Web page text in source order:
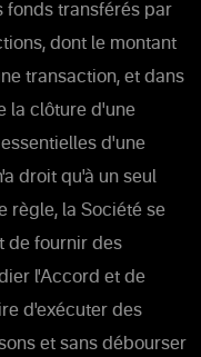
fonds transférés par
dont le montant
transaction, et dans
la clôture d'une
d'une
droit qu'à un seul
règle, la Société se
de fournir des
l'Accord et de
d'exécuter des
et sans débourser